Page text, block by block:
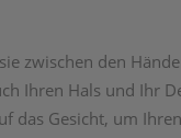
zwischen den
Ihren Hals und Ihr
das Gesicht, um